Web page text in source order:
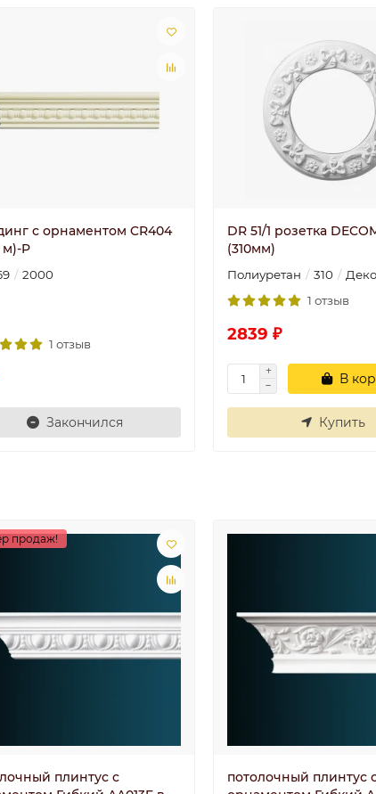
с орнаментом CR404
м)-P
2000
1 отзыв
Закончился
DR 51/1 розетка
(310мм)
Полиуретан 310
1 отзыв
2839 ₽
В
Купить
продаж!
плинтус с
потолочный плинтус